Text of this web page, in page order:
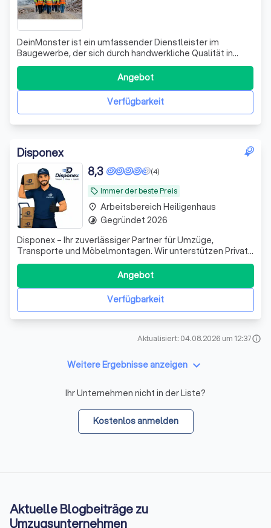
DeinMonster ist ein umfassender Dienstleister im
Baugewerbe, der sich durch handwerkliche Qualität in
allen Disziplinen auszeichnet. Wir sorgen für ein
harmonisches Zusammenspiel aller Gewerke und
Services, um Ihren Bau- oder Renovierungsprozess so
Verfügbarkeit
Angebot
Disponex
local_offer Immer der beste Preis
(4)
8,3
Disponex – Ihr zuverlässiger Partner für Umzüge,
Transporte und Möbelmontagen. Wir unterstützen Privat-
und Geschäftskunden bei Umzügen in Köln, NRW und
deutschlandweit. Unser Ziel ist ein reibungsloser Umzug
mit zuverlässigem Service, fairen Preisen und einer
transparenten Kommunikation. Zu unser
Verfügbarkeit
Angebot
place Arbeitsbereich Heiligenhaus
timelapse Gegründet 2026
Aktualisiert: 04.08.2026 um 12:37info
Weitere Ergebnisse anzeigen keyboard_arrow_down
Ihr Unternehmen nicht in der Liste?
Kostenlos anmelden
Aktuelle Blogbeiträge zu
Umzugsunternehmen